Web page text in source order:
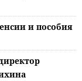
и пособия